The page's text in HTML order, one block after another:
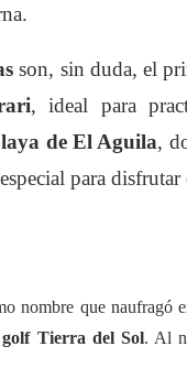
son, sin duda, el
, ideal para
de El Aguila,
para
nombre que naufragó
golf Tierra del Sol. Al